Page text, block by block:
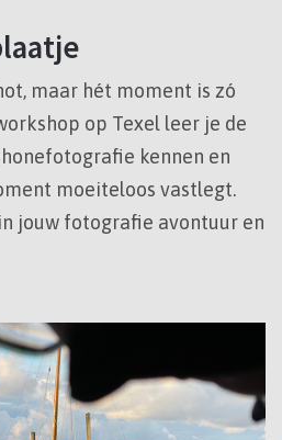
maar hét moment is zó
op Texel leer je de
kennen en
moeiteloos vastlegt.
jouw fotografie avontuur en